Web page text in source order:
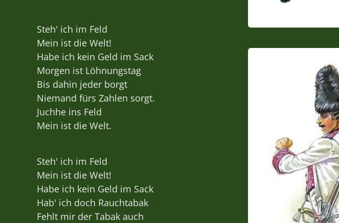
Steh' ich im Feld
Mein ist die Welt!
Habe ich kein Geld im Sack
Morgen ist Löhnungstag
Bis dahin jeder borgt
Niemand fürs Zahlen sorgt.
Juchhe ins Feld
Mein ist die Welt.
Steh' ich im Feld
Mein ist die Welt!
Habe ich kein Geld im Sack
Hab' ich doch Rauchtabak
Fehlt mir der Tabak auch